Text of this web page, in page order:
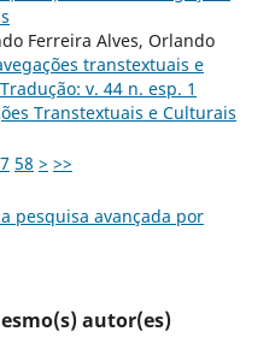
Ferreira Alves, Orlando
transtextuais e
v. 44 n. esp. 1
Transtextuais e Culturais
58 > >>
pesquisa avançada por
autor(es)